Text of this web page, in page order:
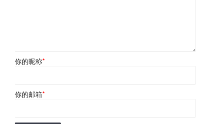
你的昵称*
你的邮箱*